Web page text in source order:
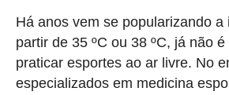
Há anos vem se popularizando a
partir de 35 ºC ou 38 ºC, já não
praticar esportes ao ar livre. No
especializados em medicina